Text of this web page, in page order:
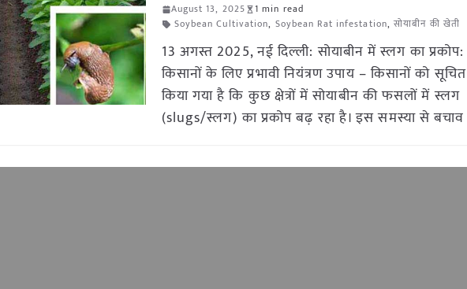
August 13, 2025
1 min read
Soybean Cultivation, Soybean Rat infestation,सोयाबीन की खेती
13 अगस्त 2025, नई दिल्ली: सोयाबीन में स्लग का प्रकोप:
किसानों के लिए प्रभावी नियंत्रण उपाय – किसानों को सूचित
किया गया है कि कुछ क्षेत्रों में सोयाबीन की फसलों में स्लग
(slugs/स्लग) का प्रकोप बढ़ रहा है। इस समस्या से बचाव